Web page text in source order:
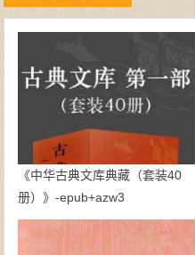
《中华古典文库典藏（套装40
册）》-epub+azw3